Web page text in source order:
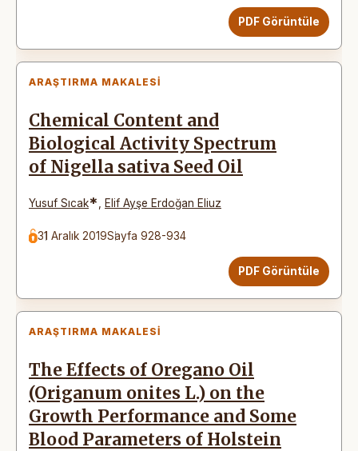
PDF Görüntüle
ARAŞTIRMA MAKALESI
Chemical Content and
Biological Activity Spectrum
of Nigella sativa Seed Oil
Yusuf Sıcak* Elif Ayşe Erdoğan Eliuz
31 Aralık 2019Sayfa 928-934
PDF Görüntüle
ARAŞTIRMA MAKALESI
The Effects of Oregano Oil
(Origanum onites L.) on the
Growth Performance and Some
Blood Parameters of Holstein